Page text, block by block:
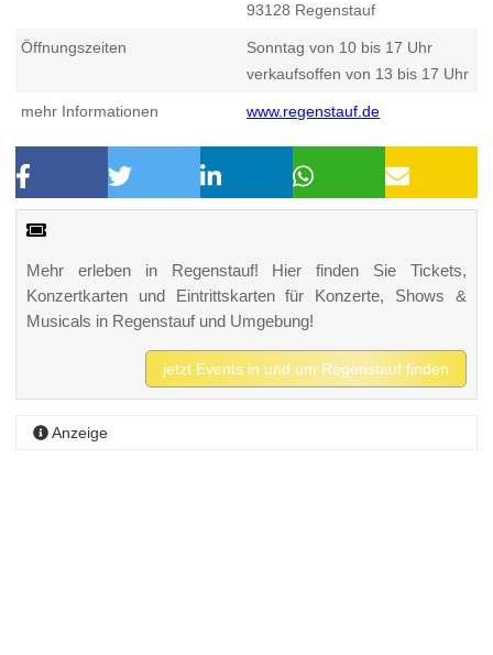
93128 Regenstauf
Öffnungszeiten
Sonntag von 10 bis 17 Uhr
verkaufsoffen von 13 bis 17 Uhr
mehr Informationen www.regenstauf.de
Mehr erleben in Regenstauf! Hier finden Sie Tickets,
Konzertkarten und Eintrittskarten für Konzerte, Shows &
Musicals in Regenstauf und Umgebung!
jetzt Events in und um Regenstauf finden
Anzeige